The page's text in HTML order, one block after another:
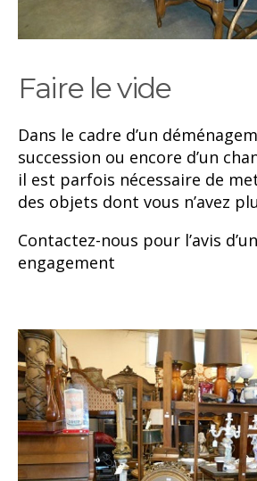
Faire le vide
Dans le cadre d’un
succession ou encore d’un
il est parfois nécessaire de
des objets dont vous n’avez
Contactez-nous pour l’avis
engagement